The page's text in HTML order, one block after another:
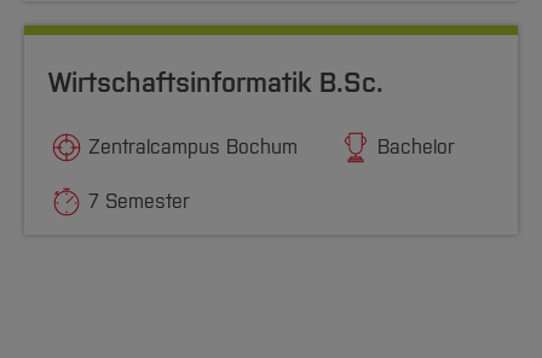
Wirtschaftsinformatik B.Sc.
Zentralcampus Bochum Bachelor
7 Semester